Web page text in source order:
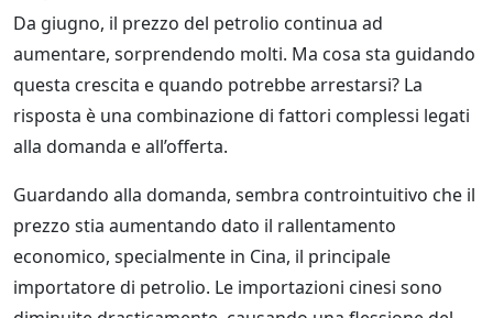
Da giugno, il prezzo del petrolio continua ad
aumentare, sorprendendo molti. Ma cosa sta guidando
questa crescita e quando potrebbe arrestarsi? La
risposta è una combinazione di fattori complessi legati
alla domanda e all’offerta.
Guardando alla domanda, sembra controintuitivo che il
prezzo stia aumentando dato il rallentamento
economico, specialmente in Cina, il principale
importatore di petrolio. Le importazioni cinesi sono